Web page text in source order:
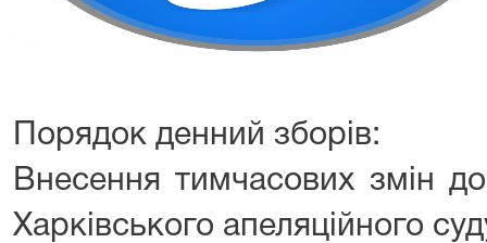
Порядок денний зборів:
Внесення тимчасових змін до
Харківського апеляційного